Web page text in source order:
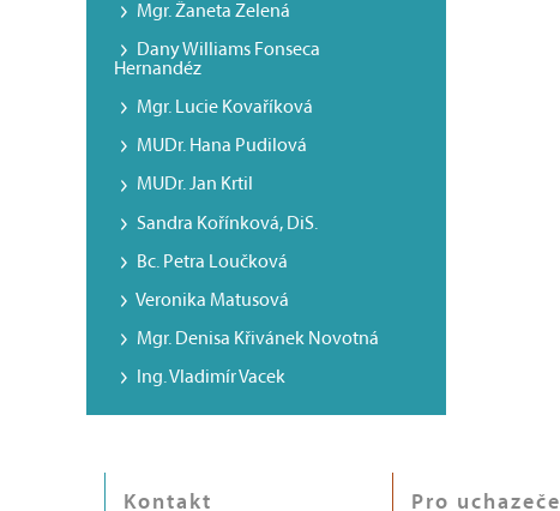
Mgr. Žaneta Zelená
Dany Williams Fonseca
Hernandéz
Mgr. Lucie Kovaříková
MUDr. Hana Pudilová
MUDr. Jan Krtil
Sandra Kořínková, DiS.
Bc. Petra Loučková
Veronika Matusová
Mgr. Denisa Křivánek Novotná
Ing. Vladimír Vacek
Kontakt Pro uchazeče